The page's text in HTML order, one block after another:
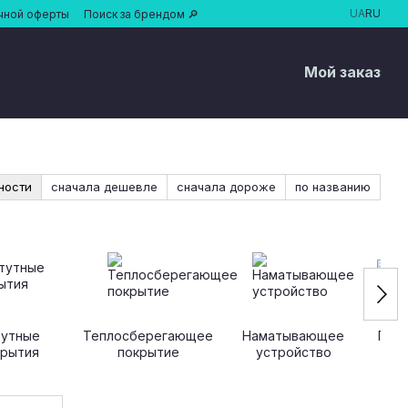
оферты Поиск за брендом 🔎 UARU
Мой заказ
сначала дешевле сначала дороже по названию
Теплосберегающее
покрытие
Наматывающее
устройство